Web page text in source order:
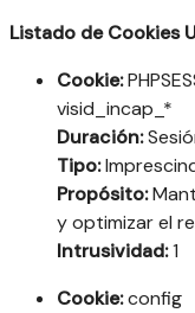
Listado de Cookies
Cookie:
visid_incap_*
Duración:
Tipo:
Propósito:
y optimizar el
Intrusividad:1
Cookie:config